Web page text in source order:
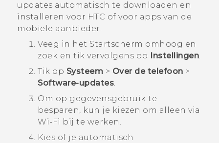
updates automatisch te downloaden en
installeren voor HTC of voor apps van de
mobiele aanbieder.
Veeg in het Startscherm omhoog en
zoek en tik vervolgens op
Instellingen.
Tik op Systeem > Over de telefoon >
Software-updates.
Om op gegevensgebruik te
besparen, kun je kiezen om alleen via
Wi‍-Fi bij te werken.
Kies of je automatisch